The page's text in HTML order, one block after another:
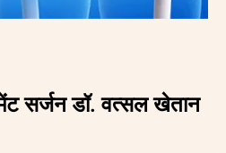
सर्जन डॉ. वत्सल खेतान